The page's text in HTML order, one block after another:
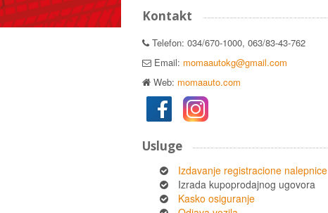
Kontakt
Telefon: 034/670-1000, 063/83-43-762
Email: momaautokg@gmail.com
Web: momaauto.com
Usluge
Izdavanje registracione nalepnice
Izrada kupoprodajnog ugovora
Kasko osiguranje